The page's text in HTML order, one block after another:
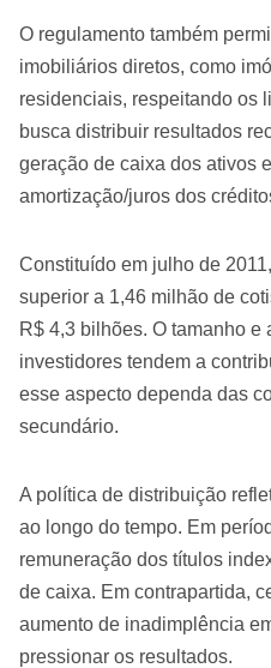
O regulamento também
imobiliários diretos, como
residenciais, respeitando os
busca distribuir resultados
geração de caixa dos ativos
amortização/juros dos
Constituído em julho de
superior a 1,46 milhão de
R$ 4,3 bilhões. O tamanho
investidores tendem a
esse aspecto dependa das
secundário.
A política de distribuição
ao longo do tempo. Em
remuneração dos títulos
de caixa. Em contrapartida,
aumento de inadimplência
pressionar os resultados.